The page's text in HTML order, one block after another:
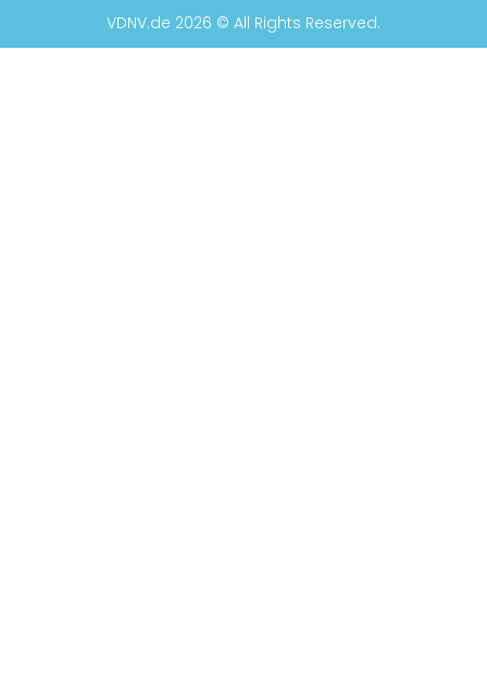
VDNV.de 2026 © All Rights Reserved.